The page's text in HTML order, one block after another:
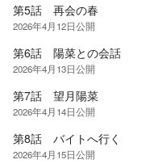
第5話 再会の春
2026年4月12日公開
第6話 陽菜との会話
2026年4月13日公開
第7話 望月陽菜
2026年4月14日公開
第8話 バイトへ行く
2026年4月15日公開